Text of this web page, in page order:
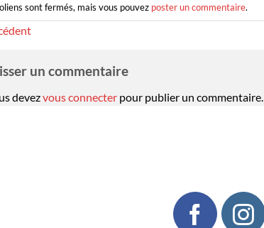
sont fermés, mais vous pouvez poster un commentaire.
un commentaire
devezvous connecter pour publier un commentaire.